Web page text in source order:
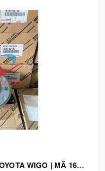
MÔ TƠ QUẠT KÉT NƯỚC TOYOTA WIGO | MÃ 16363-BZ130 – CHÍNH HÃNG – LÀM MÁT ỔN ĐỊNH – BỀN BỈ